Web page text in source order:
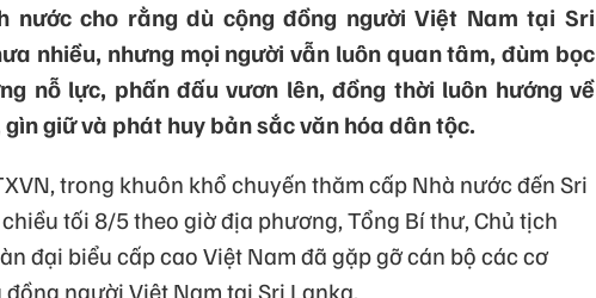
nước cho rằng dù cộng đồng người Việt Nam tại Sri
nhiều, nhưng mọi người vẫn luôn quan tâm, đùm bọc
nỗ lực, phấn đấu vươn lên, đồng thời luôn hướng về
giữ và phát huy bản sắc văn hóa dân tộc.
trong khuôn khổ chuyến thăm cấp Nhà nước đến Sri
tối 8/5 theo giờ địa phương, Tổng Bí thư, Chủ tịch
đại biểu cấp cao Việt Nam đã gặp gỡ cán bộ các cơ
người Việt Nam tại Sri Lanka.